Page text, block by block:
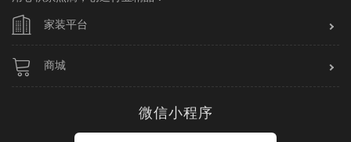
家装平台
商城
微信小程序